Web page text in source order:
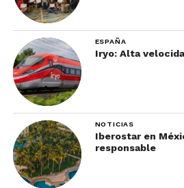
ESPAÑA
Iryo: Alta
NOTICIAS
Iberostar en
responsable